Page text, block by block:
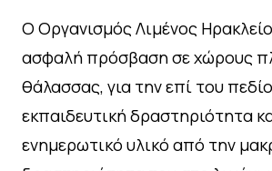
Ο Οργανισμός Λιμένος
ασφαλή πρόσβαση σε χώρους
θάλασσας, για την επί του
εκπαιδευτική δραστηριότητα
ενημερωτικό υλικό από την